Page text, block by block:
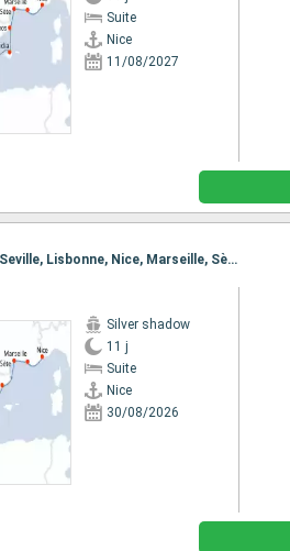
Suite
Nice
11/08/2027
Itinéraire : Nice, Marseille, Sète, Barcelone, Malaga, Gibraltar, Seville, Lisbonne, Nice, Marseille, Sète, Barcelone, Malaga, Gibraltar, Seville, Lisbonne
Silver shadow
11 j
Suite
Nice
30/08/2026